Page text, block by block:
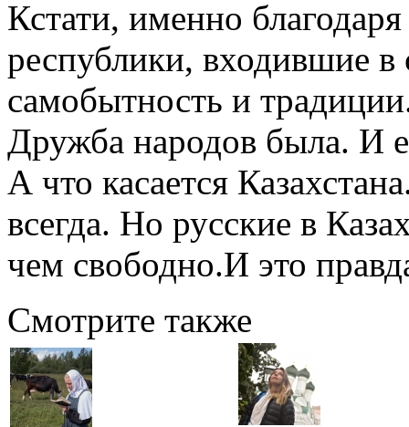
Кстати, именно
республики, входившие
самобытность и
Дружба народов была. И
А что касается
всегда. Но русские в
чем свободно.И это
Смотрите также